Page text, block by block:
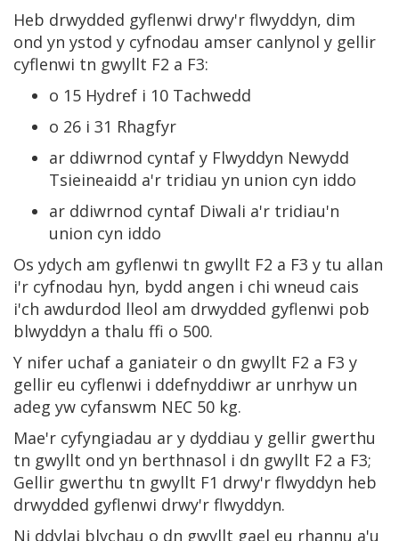
Heb drwydded gyflenwi drwy'r flwyddyn, dim
ond yn ystod y cyfnodau amser canlynol y gellir
cyflenwi tn gwyllt F2 a F3:
o 15 Hydref i 10 Tachwedd
o 26 i 31 Rhagfyr
ar ddiwrnod cyntaf y Flwyddyn Newydd
Tsieineaidd a'r tridiau yn union cyn iddo
ar ddiwrnod cyntaf Diwali a'r tridiau'n
union cyn iddo
Os ydych am gyflenwi tn gwyllt F2 a F3 y tu allan
i'r cyfnodau hyn, bydd angen i chi wneud cais
i'ch awdurdod lleol am drwydded gyflenwi pob
blwyddyn a thalu ffi o 500.
Y nifer uchaf a ganiateir o dn gwyllt F2 a F3 y
gellir eu cyflenwi i ddefnyddiwr ar unrhyw un
adeg yw cyfanswm NEC 50 kg.
Mae'r cyfyngiadau ar y dyddiau y gellir gwerthu
tn gwyllt ond yn berthnasol i dn gwyllt F2 a F3;
Gellir gwerthu tn gwyllt F1 drwy'r flwyddyn heb
drwydded gyflenwi drwy'r flwyddyn.
Ni ddylai blychau o dn gwyllt gael eu rhannu a'u